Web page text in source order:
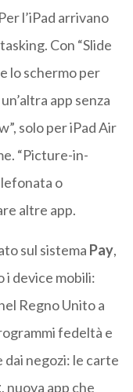
l’iPad arrivano
Con “Slide
lo schermo per
app senza
solo per iPad Air
“Picture-in-
o
altre app.
sul sistema Pay,
i device mobili:
Regno Unito a
fedeltà e
negozi: le carte
, nuova app che